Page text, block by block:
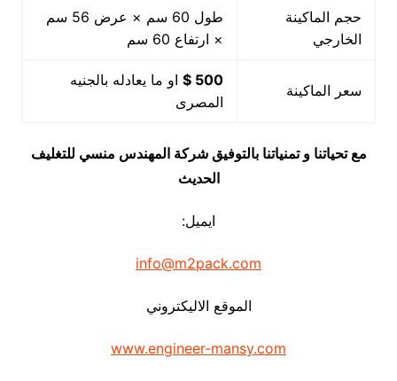
حجم الماكينة
الخارجي
طول 60 سم × عرض 56 سم
× ارتفاع 60 سم
سعر الماكينة
500 $
او ما يعادله بالجنيه
المصرى
مع تحياتنا و تمنياتنا بالتوفيق شركة المهندس منسي للتغليف
الحديث
ايميل:
info@m2pack.com
الموقع الاليكتروني
www.engineer-mansy.com